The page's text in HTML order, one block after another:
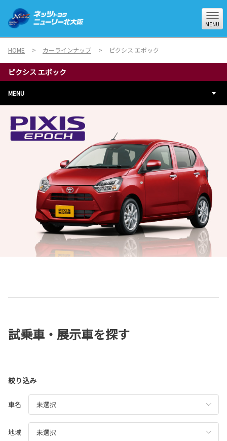
MENU
HOME カーラインナップ ピクシス エポック
ピクシス エポック
MENU
試乗車・展示車を探す
絞り込み
車名
地域